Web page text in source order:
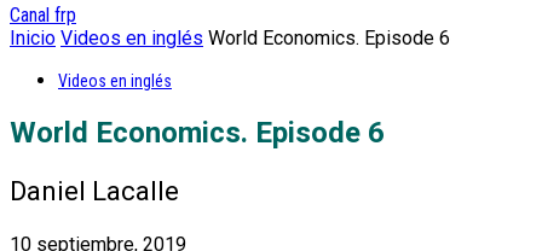
Canal frp
Inicio Videos en inglés World Economics. Episode 6
Videos en inglés
World Economics. Episode 6
Daniel Lacalle
10 septiembre, 2019